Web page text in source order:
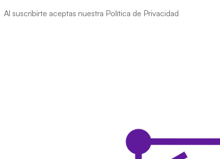
Al suscribirte aceptas nuestra Política de Privacidad